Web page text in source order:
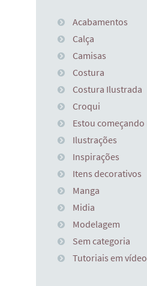
Acabamentos
Calça
Camisas
Costura
Costura Ilustrada
Croqui
Estou
Ilustrações
Inspirações
Itens decorativos
Manga
Midia
Modelagem
Sem categoria
Tutoriais em vídeo